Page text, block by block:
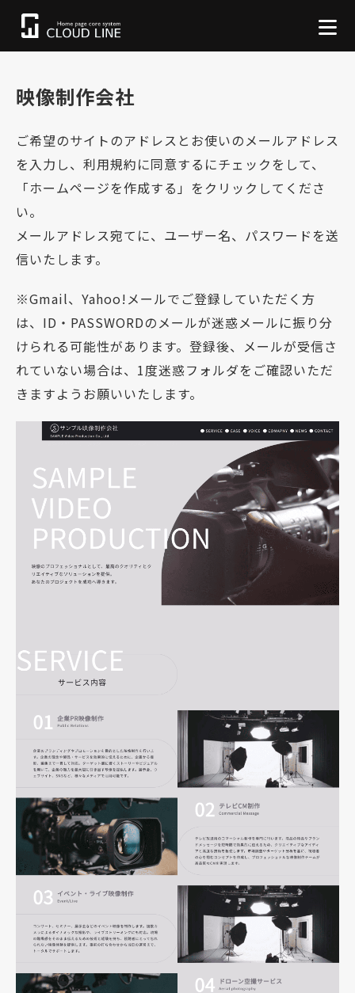
映像制作会社
ご希望のサイトのアドレスとお使いのメールアドレス
を入力し、利用規約に同意するにチェックをして、
「ホームページを作成する」をクリックしてくださ
い。
メールアドレス宛てに、ユーザー名、パスワードを送
信いたします。
※Gmail、Yahoo!メールでご登録していただく方
は、ID・PASSWORDのメールが迷惑メールに振り分
けられる可能性があります。登録後、メールが受信さ
れていない場合は、1度迷惑フォルダをご確認いただ
きますようお願いいたします。